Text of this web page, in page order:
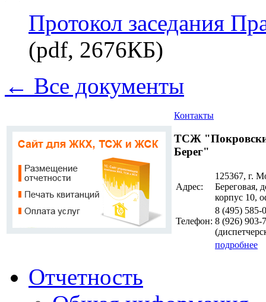
Протокол заседания
(pdf, 2676КБ)
← Все документы
Контакты
ТСЖ
Берег"
Адрес:
125367, г.
Береговая,
корпус 10,
Телефон:
8 (495) 585-
8 (926) 903-
подробнее
Отчетность